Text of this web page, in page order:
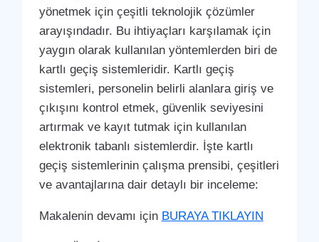
yönetmek için çeşitli teknolojik çözümler
arayışındadır. Bu ihtiyaçları karşılamak için
yaygın olarak kullanılan yöntemlerden biri de
kartlı geçiş sistemleridir. Kartlı geçiş
sistemleri, personelin belirli alanlara giriş ve
çıkışını kontrol etmek, güvenlik seviyesini
artırmak ve kayıt tutmak için kullanılan
elektronik tabanlı sistemlerdir. İşte kartlı
geçiş sistemlerinin çalışma prensibi, çeşitleri
ve avantajlarına dair detaylı bir inceleme:
Makalenin devamı için BURAYA TIKLAYIN